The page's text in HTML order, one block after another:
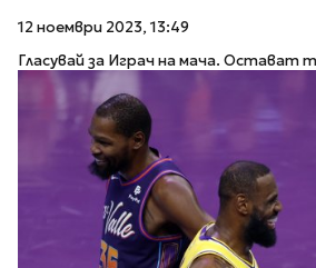
12 ноември 2023, 13:49
Гласувай за Играч на мача. Остават